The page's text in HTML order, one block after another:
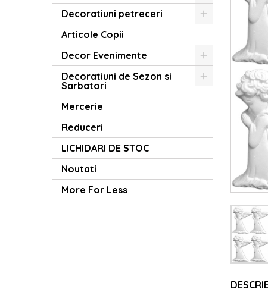
Decoratiuni petreceri
Articole Copii
Decor Evenimente
Decoratiuni de Sezon si
Sarbatori
Mercerie
Reduceri
LICHIDARI DE STOC
Noutati
More For Less